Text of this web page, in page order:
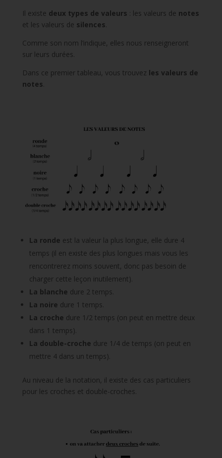
Il existe deux types de valeurs : les valeurs de notes
et les valeurs de silences
Comme son nom l’indique, elles nous renseigneront
sur leurs durées.
Dans ce premier tableau, vous trouvez les valeurs de
notes
La ronde est la valeur la plus longue, elle dure 4
temps (il en existe des plus longues mais vous les
rencontrerez moins souvent, donc pas besoin de
charger cette leçon inutilement).
La blanche dure 2 temps.
La noire dure 1 temps.
La croche dure 1/2 temps (on peut en mettre deux
dans 1 temps).
La double-croche dure 1/4 de temps (on peut en
mettre 4 dans un temps).
Au niveau de la notation, il existe des cas particuliers
pour les croches et double-croches.